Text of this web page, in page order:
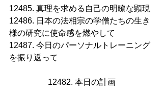
12485. 真理を求める自己の明瞭な顕現
12486. 日本の法相宗の学僧たちの生き
様の研究に使命感を燃やして
12487. 今日のパーソナルトレーニング
を振り返って
12482. 本日の計画